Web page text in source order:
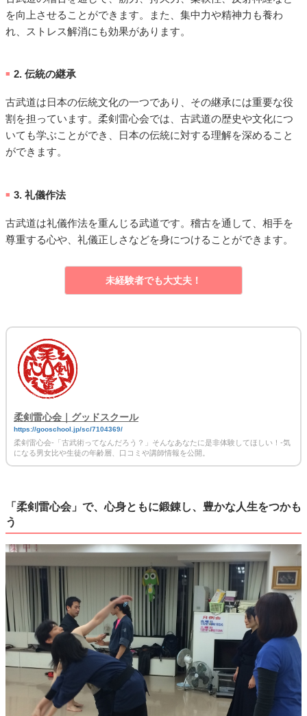
を向上させることができます。また、集中力や精神力も養わ
れ、ストレス解消にも効果があります。
■ 2. 伝統の継承
古武道は日本の伝統文化の一つであり、その継承には重要な役
割を担っています。柔剣雷心会では、古武道の歴史や文化につ
いても学ぶことができ、日本の伝統に対する理解を深めること
ができます。
■ 3. 礼儀作法
古武道は礼儀作法を重んじる武道です。稽古を通して、相手を
尊重する心や、礼儀正しさなどを身につけることができます。
未経験者でも大丈夫！
柔剣雷心会｜グッドスクール
https://gooschool.jp/sc/7104369/
柔剣雷心会-「古武術ってなんだろう？」そんなあなたに是非体験してほしい！-気
になる男女比や生徒の年齢層、口コミや講師情報を公開。
「柔剣雷心会」で、心身ともに鍛錬し、豊かな人生をつかも
う